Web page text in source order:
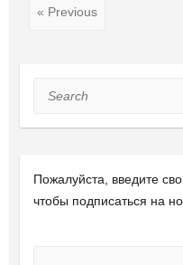
« Previous
Search
Пожалуйста, введите
чтобы подписаться на